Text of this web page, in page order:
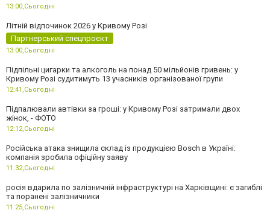
13:00,Сьогодні
Літній відпочинок 2026 у Кривому Розі
Партнерський спецпроєкт
13:00,Сьогодні
Підпільні цигарки та алкоголь на понад 50 мільйонів гривень: у
Кривому Розі судитимуть 13 учасників організованої групи
12:41,Сьогодні
Підпалювали автівки за гроші: у Кривому Розі затримали двох
жінок, - ФОТО
12:12,Сьогодні
Російська атака знищила склад із продукцією Bosch в Україні:
компанія зробила офіційну заяву
11:32,Сьогодні
росія вдарила по залізничній інфраструктурі на Харківщині: є загиблі
та поранені залізничники
11:25,Сьогодні